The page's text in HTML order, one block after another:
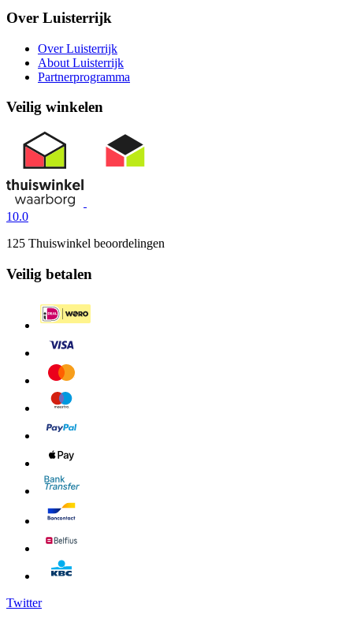
Over Luisterrijk
Over Luisterrijk
About Luisterrijk
Partnerprogramma
Veilig winkelen
10.0
125 Thuiswinkel beoordelingen
Veilig betalen
Twitter